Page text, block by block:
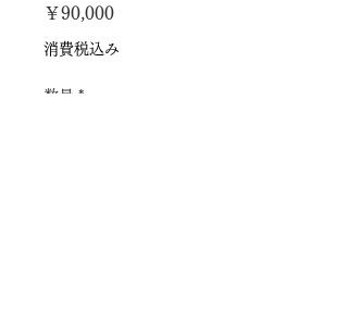
￥90,000価
格
消費税込み
数量 *